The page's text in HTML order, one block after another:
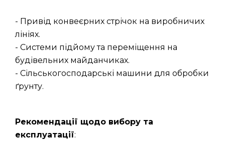
- Привід конвеєрних стрічок на виробничих
лініях.
- Системи підйому та переміщення на
будівельних майданчиках.
- Сільськогосподарські машини для обробки
ґрунту.
Рекомендації щодо вибору та
експлуатації: